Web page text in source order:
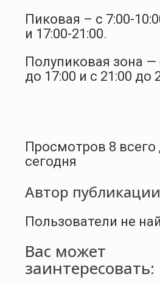
Пиковая – с 7:00-
и 17:00-21:00.
Полупиковая зона —
до 17:00 и с 21:00 до
Просмотров 8 всего
сегодня
Автор публикации
Пользователи не
Вас может
заинтересовать: